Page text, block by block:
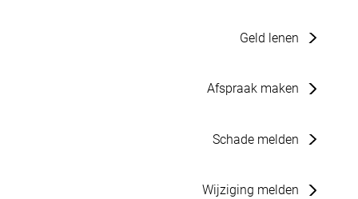
Geld lenen
Afspraak maken
Schade melden
Wijziging melden